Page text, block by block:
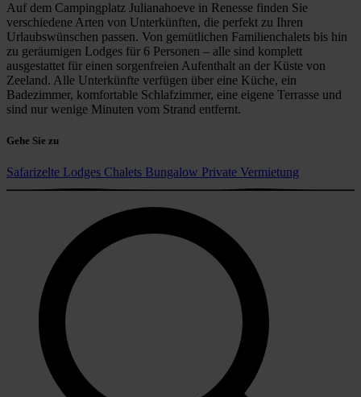
Auf dem Campingplatz Julianahoeve in Renesse finden Sie
verschiedene Arten von Unterkünften, die perfekt zu Ihren
Urlaubswünschen passen. Von gemütlichen Familienchalets bis hin
zu geräumigen Lodges für 6 Personen – alle sind komplett
ausgestattet für einen sorgenfreien Aufenthalt an der Küste von
Zeeland. Alle Unterkünfte verfügen über eine Küche, ein
Badezimmer, komfortable Schlafzimmer, eine eigene Terrasse und
sind nur wenige Minuten vom Strand entfernt.
Gehe Sie zu
Safarizelte Lodges Chalets Bungalow Private Vermietung